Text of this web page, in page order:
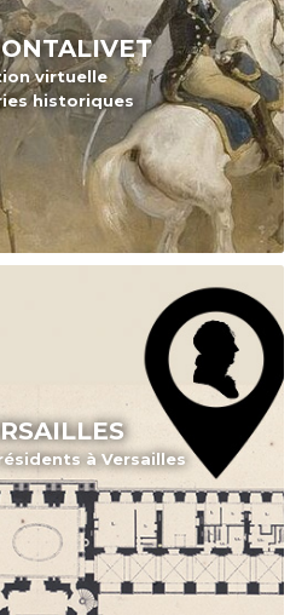
virtuelle
historiques
à Versailles